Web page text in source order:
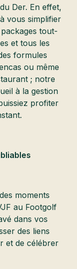
Der. En effet,
vous simplifier
tout-
et tous les
formules
ou même
; notre
à la gestion
profiter
moments
au Footgolf
dans vos
des liens
et de célébrer